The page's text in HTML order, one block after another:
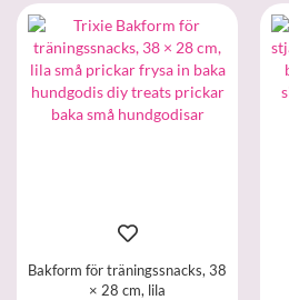
Bakform för träningssnacks, 38
× 28 cm, lila